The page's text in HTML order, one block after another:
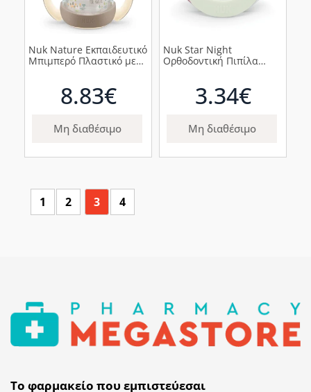
Nuk Nature Εκπαιδευτικό
Μπιμπερό Πλαστικό με
8.83€
Μη διαθέσιμο
Nuk Star Νight
Ορθοδοντική Πιπίλα
3.34€
Μη διαθέσιμο
1 2 3 4
Το φαρμακείο που εμπιστεύεσαι